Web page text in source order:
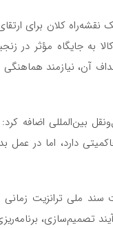
نقشه‌راه کلان برای
به جایگاه مؤثر
آن، نیازمند
بین‌المللی اضافه
دارد، اما در
سند ملی ترانزیت
تصمیم‌سازی،